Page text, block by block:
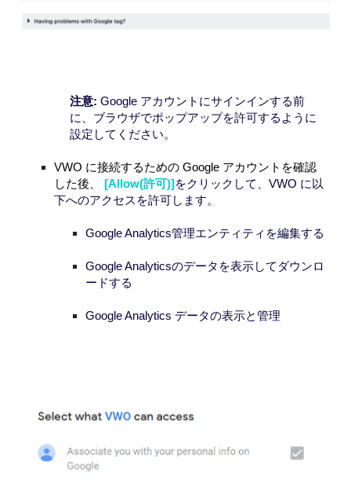
注意: Google アカウントにサインインする前
に、ブラウザでポップアップを許可するように
設定してください。
VWO に接続するための Google アカウントを確認
した後、
[Allow(許可)]をクリックして、VWO に以
下へのアクセスを許可します。
Google Analytics管理エンティティを編集する
Google Analyticsのデータを表示してダウンロ
ードする
Google Analytics データの表示と管理